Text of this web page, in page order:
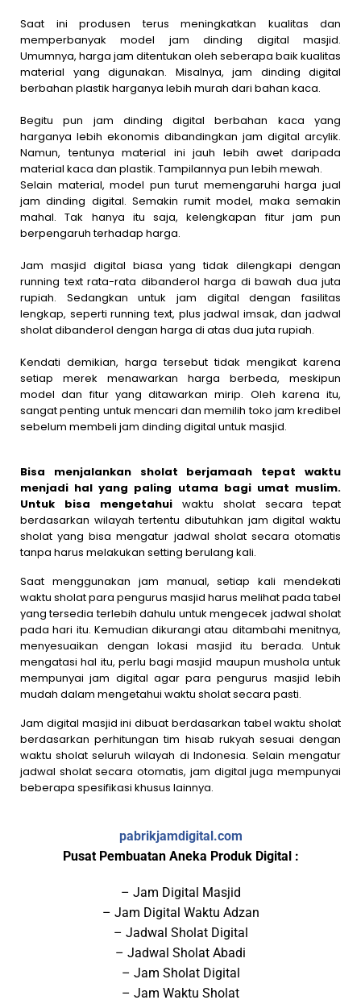
Saat ini produsen terus meningkatkan kualitas dan
memperbanyak model jam dinding digital masjid.
Umumnya, harga jam ditentukan oleh seberapa baik kualitas
material yang digunakan. Misalnya, jam dinding digital
berbahan plastik harganya lebih murah dari bahan kaca.
Begitu pun jam dinding digital berbahan kaca yang
harganya lebih ekonomis dibandingkan jam digital arcylik.
Namun, tentunya material ini jauh lebih awet daripada
material kaca dan plastik. Tampilannya pun lebih mewah.
Selain material, model pun turut memengaruhi harga jual
jam dinding digital. Semakin rumit model, maka semakin
mahal. Tak hanya itu saja, kelengkapan fitur jam pun
berpengaruh terhadap harga.
Jam masjid digital biasa yang tidak dilengkapi dengan
running text rata-rata dibanderol harga di bawah dua juta
rupiah. Sedangkan untuk jam digital dengan fasilitas
lengkap, seperti running text, plus jadwal imsak, dan jadwal
sholat dibanderol dengan harga di atas dua juta rupiah.
Kendati demikian, harga tersebut tidak mengikat karena
setiap merek menawarkan harga berbeda, meskipun
model dan fitur yang ditawarkan mirip. Oleh karena itu,
sangat penting untuk mencari dan memilih toko jam kredibel
sebelum membeli jam dinding digital untuk masjid.
Bisa menjalankan sholat berjamaah tepat waktu
menjadi hal yang paling utama bagi umat muslim.
Untuk bisa mengetahui waktu sholat secara tepat
berdasarkan wilayah tertentu dibutuhkan jam digital waktu
sholat yang bisa mengatur jadwal sholat secara otomatis
tanpa harus melakukan setting berulang kali.
Saat menggunakan jam manual, setiap kali mendekati
waktu sholat para pengurus masjid harus melihat pada tabel
yang tersedia terlebih dahulu untuk mengecek jadwal sholat
pada hari itu. Kemudian dikurangi atau ditambahi menitnya,
menyesuaikan dengan lokasi masjid itu berada. Untuk
mengatasi hal itu, perlu bagi masjid maupun mushola untuk
mempunyai jam digital agar para pengurus masjid lebih
mudah dalam mengetahui waktu sholat secara pasti.
Jam digital masjid ini dibuat berdasarkan tabel waktu sholat
berdasarkan perhitungan tim hisab rukyah sesuai dengan
waktu sholat seluruh wilayah di Indonesia. Selain mengatur
jadwal sholat secara otomatis, jam digital juga mempunyai
beberapa spesifikasi khusus lainnya.
pabrikjamdigital.com
Pusat Pembuatan Aneka Produk Digital :
– Jam Digital Masjid
– Jam Digital Waktu Adzan
– Jadwal Sholat Digital
– Jadwal Sholat Abadi
– Jam Sholat Digital
– Jam Waktu Sholat